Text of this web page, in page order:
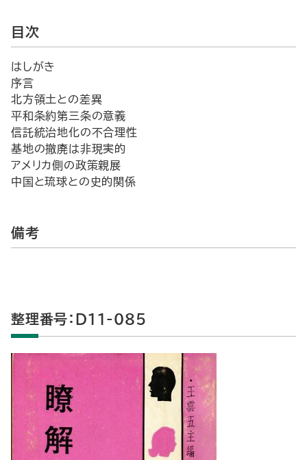
目次
はしがき
序言
北方領土との差異
平和条約第三条の意義
信託統治地化の不合理性
基地の撤廃は非現実的
アメリカ側の政策親展
中国と琉球との史的関係
備考
整理番号：D11-085